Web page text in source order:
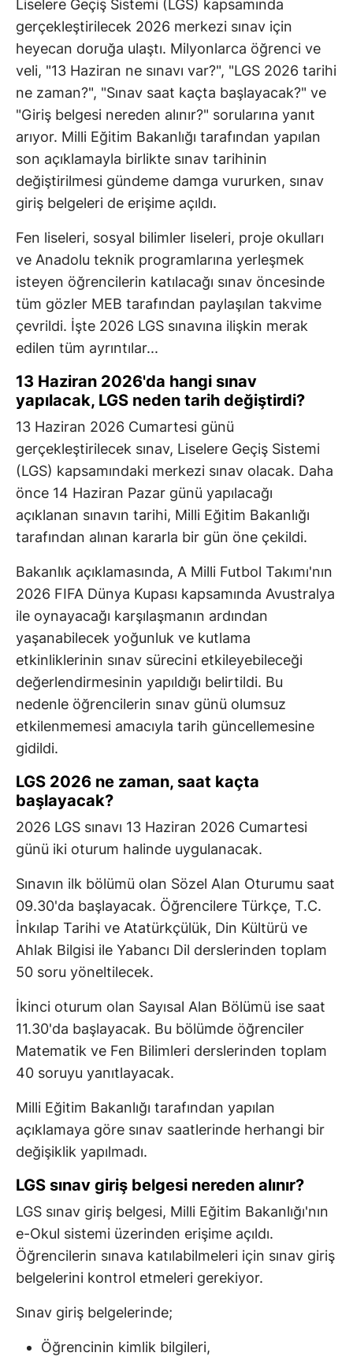
Liselere Geçiş Sistemi (LGS) kapsamında
gerçekleştirilecek 2026 merkezi sınav için
heyecan doruğa ulaştı. Milyonlarca öğrenci ve
veli, "13 Haziran ne sınavı var?", "LGS 2026 tarihi
ne zaman?", "Sınav saat kaçta başlayacak?" ve
"Giriş belgesi nereden alınır?" sorularına yanıt
arıyor. Milli Eğitim Bakanlığı tarafından yapılan
son açıklamayla birlikte sınav tarihinin
değiştirilmesi gündeme damga vururken, sınav
giriş belgeleri de erişime açıldı.
Fen liseleri, sosyal bilimler liseleri, proje okulları
ve Anadolu teknik programlarına yerleşmek
isteyen öğrencilerin katılacağı sınav öncesinde
tüm gözler MEB tarafından paylaşılan takvime
çevrildi. İşte 2026 LGS sınavına ilişkin merak
edilen tüm ayrıntılar...
13 Haziran 2026'da hangi sınav
yapılacak, LGS neden tarih değiştirdi?
13 Haziran 2026 Cumartesi günü
gerçekleştirilecek sınav, Liselere Geçiş Sistemi
(LGS) kapsamındaki merkezi sınav olacak. Daha
önce 14 Haziran Pazar günü yapılacağı
açıklanan sınavın tarihi, Milli Eğitim Bakanlığı
tarafından alınan kararla bir gün öne çekildi.
Bakanlık açıklamasında, A Milli Futbol Takımı'nın
2026 FIFA Dünya Kupası kapsamında Avustralya
ile oynayacağı karşılaşmanın ardından
yaşanabilecek yoğunluk ve kutlama
etkinliklerinin sınav sürecini etkileyebileceği
değerlendirmesinin yapıldığı belirtildi. Bu
nedenle öğrencilerin sınav günü olumsuz
etkilenmemesi amacıyla tarih güncellemesine
gidildi.
LGS 2026 ne zaman, saat kaçta
başlayacak?
2026 LGS sınavı 13 Haziran 2026 Cumartesi
günü iki oturum halinde uygulanacak.
Sınavın ilk bölümü olan Sözel Alan Oturumu saat
09.30'da başlayacak. Öğrencilere Türkçe, T.C.
İnkılap Tarihi ve Atatürkçülük, Din Kültürü ve
Ahlak Bilgisi ile Yabancı Dil derslerinden toplam
50 soru yöneltilecek.
İkinci oturum olan Sayısal Alan Bölümü ise saat
11.30'da başlayacak. Bu bölümde öğrenciler
Matematik ve Fen Bilimleri derslerinden toplam
40 soruyu yanıtlayacak.
Milli Eğitim Bakanlığı tarafından yapılan
açıklamaya göre sınav saatlerinde herhangi bir
değişiklik yapılmadı.
LGS sınav giriş belgesi nereden alınır?
LGS sınav giriş belgesi, Milli Eğitim Bakanlığı'nın
e-Okul sistemi üzerinden erişime açıldı.
Öğrencilerin sınava katılabilmeleri için sınav giriş
belgelerini kontrol etmeleri gerekiyor.
Sınav giriş belgelerinde;
Öğrencinin kimlik bilgileri,